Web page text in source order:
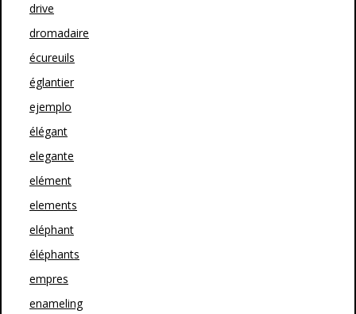
drive
dromadaire
écureuils
églantier
ejemplo
élégant
elegante
elément
elements
eléphant
éléphants
empres
enameling